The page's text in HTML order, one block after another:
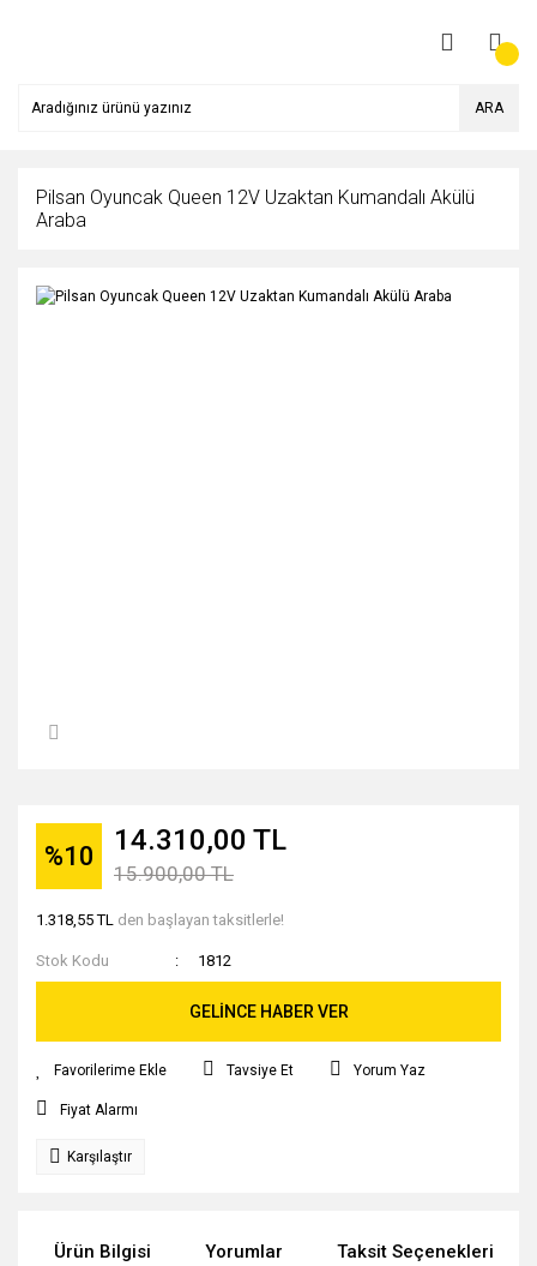
ARA
Pilsan Oyuncak Queen 12V Uzaktan Kumandalı Akülü
Araba
%10 14.310,00 TL
15.900,00 TL
1.318,55 TL den başlayan taksitlerle!
Stok Kodu 1812
GELİNCE HABER VER
Tavsiye Et Yorum Yaz
Fiyat Alarmı
Karşılaştır
Ürün Bilgisi Yorumlar Taksit Seçenekleri